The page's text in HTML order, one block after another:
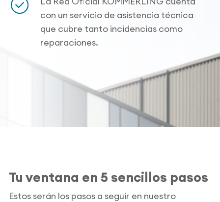
con un servicio de asistencia técnica
que cubre tanto incidencias como
reparaciones.
Tu ventana en 5 sencillos pasos
Estos serán los pasos a seguir en nuestro